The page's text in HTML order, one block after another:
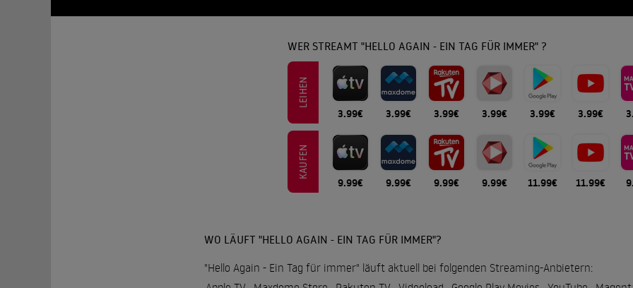
WER STREAMT "HELLO AGAIN - EIN TAG FÜR IMMER" ?
LEIHEN
3.99€ 3.99€ 3.99€ 3.99€ 3.99€ 3.99€
KAUFEN
9.99€ 9.99€ 9.99€ 9.99€ 11.99€ 11.99€
WO LÄUFT "HELLO AGAIN - EIN TAG FÜR IMMER"?
"Hello Again - Ein Tag für immer" läuft aktuell bei folgenden Streaming-Anbietern: